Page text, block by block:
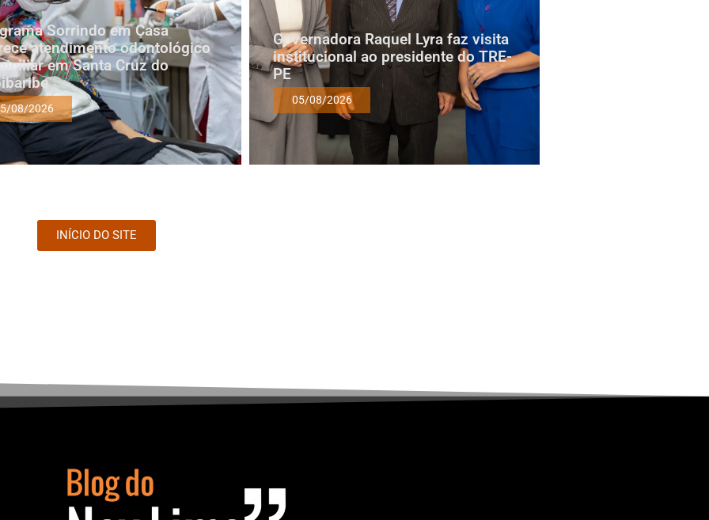
Sorrindo em Casa
atendimento odontológico
em Santa Cruz do
08/2026
Governadora Raquel Lyra faz visita
institucional ao presidente do TRE-
PE
05/08/2026
INÍCIO DO SITE